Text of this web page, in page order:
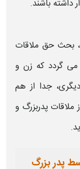
داشته باشند.
بحث حق ملاقات
گردد که زن و
جدا از هم
ملاقات پدربزرگ و
پدر بزرگ